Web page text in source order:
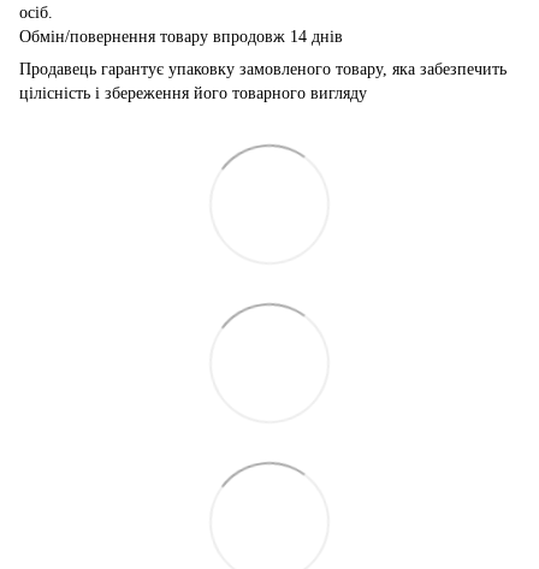
осіб.
Обмін/повернення товару впродовж 14 днів
Продавець гарантує упаковку замовленого товару, яка забезпечить
цілісність і збереження його товарного вигляду